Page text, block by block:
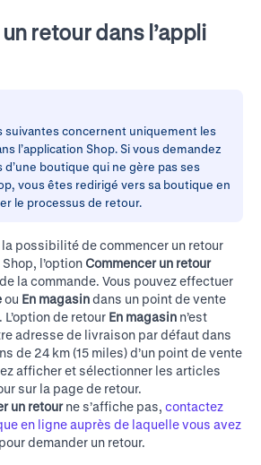
retour dans l’appli
suivantes concernent uniquement les
l’application Shop. Si vous demandez
boutique qui ne gère pas ses
vous êtes redirigé vers sa boutique en
le processus de retour.
possibilité de commencer un retour
l’option Commencer un retour
la commande. Vous pouvez effectuer
ou En magasindans un point de vente
de retour En magasin n’est
adresse de livraison par défaut dans
de 24 km (15 miles) d’un point de vente
afficher et sélectionner les articles
sur la page de retour.
un retourne s’affiche pas, contactez
en ligne auprès de laquelle vous avez
pour demander un retour.